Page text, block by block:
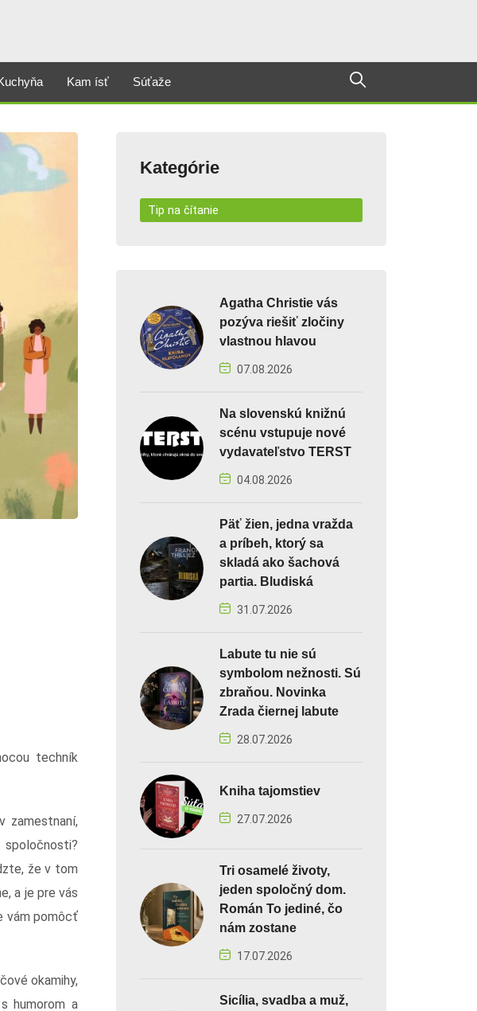
Kam ísť Súťaže
techník
zamestnaní,
že v tom
a je pre vás
vám pomôcť
okamihy,
humorom a
Kategórie
Tip na čítanie
Agatha Christie vás
pozýva riešiť zločiny
vlastnou hlavou
07.08.2026
Na slovenskú knižnú
scénu vstupuje nové
vydavateľstvo TERST
04.08.2026
Päť žien, jedna vražda
a príbeh, ktorý sa
skladá ako šachová
partia. Bludiská
31.07.2026
Labute tu nie sú
symbolom nežnosti. Sú
zbraňou. Novinka
Zrada čiernej labute
28.07.2026
Kniha tajomstiev
27.07.2026
Tri osamelé životy,
jeden spoločný dom.
Román To jediné, čo
nám zostane
17.07.2026
Sicília, svadba a muž,